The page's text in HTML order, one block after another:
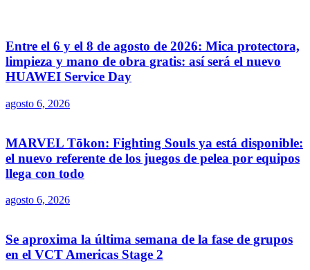
Entre el 6 y el 8 de agosto de 2026: Mica protectora,
limpieza y mano de obra gratis: así será el nuevo
HUAWEI Service Day
agosto 6, 2026
MARVEL Tōkon: Fighting Souls ya está disponible:
el nuevo referente de los juegos de pelea por equipos
llega con todo
agosto 6, 2026
Se aproxima la última semana de la fase de grupos
en el VCT Americas Stage 2